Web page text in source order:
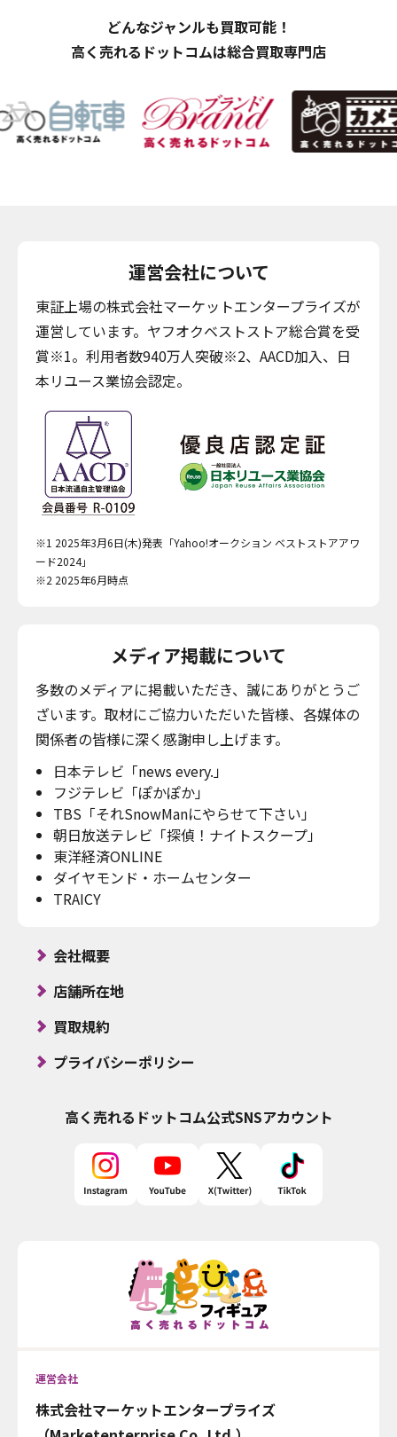
どんなジャンルも買取可能！
高く売れるドットコムは総合買取専門店
運営会社について
東証上場の株式会社マーケットエンタープライズが
運営しています。ヤフオクベストストア総合賞を受
賞※1。利用者数940万人突破※2、AACD加入、日
本リユース業協会認定。
※1 2025年3月6日(木)発表「Yahoo!オークション ベストストアアワ
ード2024」
※2 2025年6月時点
メディア掲載について
多数のメディアに掲載いただき、誠にありがとうご
ざいます。取材にご協力いただいた皆様、各媒体の
関係者の皆様に深く感謝申し上げます。
日本テレビ「news every.」
フジテレビ「ぽかぽか」
TBS「それSnowManにやらせて下さい」
朝日放送テレビ「探偵！ナイトスクープ」
東洋経済ONLINE
ダイヤモンド・ホームセンター
TRAICY
会社概要
店舗所在地
買取規約
プライバシーポリシー
高く売れるドットコム公式SNSアカウント
運営会社
株式会社マーケットエンタープライズ